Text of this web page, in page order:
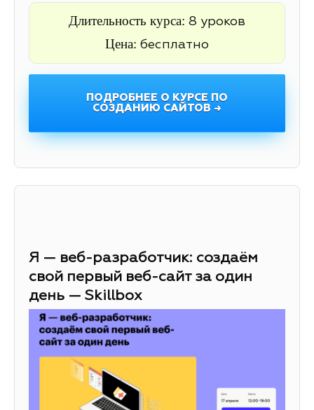
Длительность курса: 8 уроков
Цена: бесплатно
ПОДРОБНЕЕ О КУРСЕ ПО
СОЗДАНИЮ САЙТОВ →
Я — веб-разработчик: создаём
свой первый веб-сайт за один
день — Skillbox